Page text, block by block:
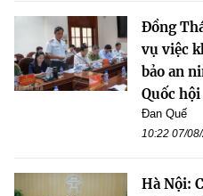
Đồng
vụ việc
bảo an
Quốc hội
Đan Quế
10:22 07/
Hà Nội: